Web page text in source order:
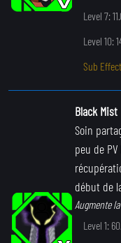
Level 7:
Level 10:
Sub
Black Mist
Soin
peu de
début de
Augmente
Level 1: